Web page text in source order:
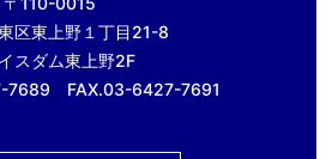
区東上野１丁目21-8
スダム東上野2F
7689 FAX.03-6427-7691